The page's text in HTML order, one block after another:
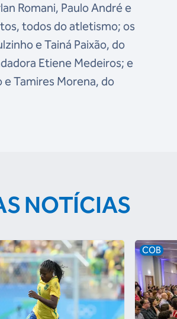
Romani, Paulo André e
todos do atletismo; os
e Tainá Paixão, do
Etiene Medeiros; e
e Tamires Morena, do
NOTÍCIAS
COB